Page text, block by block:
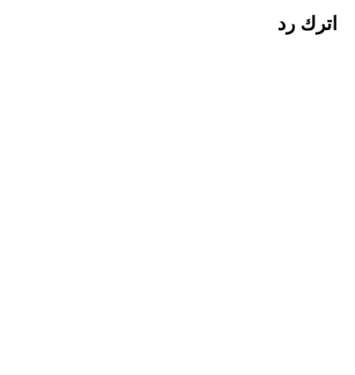
اترك رد